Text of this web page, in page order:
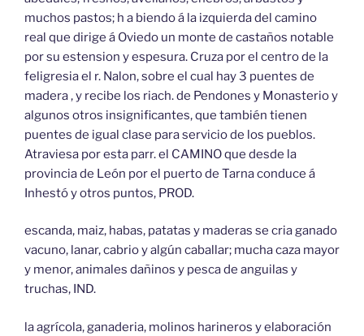
muchos pastos; h a biendo á la izquierda del camino
real que dirige á Oviedo un monte de castaños notable
por su estension y espesura. Cruza por el centro de la
feligresia el r. Nalon, sobre el cual hay 3 puentes de
madera , y recibe los riach. de Pendones y Monasterio y
algunos otros insignificantes, que también tienen
puentes de igual clase para servicio de los pueblos.
Atraviesa por esta parr. el CAMINO que desde la
provincia de León por el puerto de Tarna conduce á
Inhestó y otros puntos, PROD.
escanda, maiz, habas, patatas y maderas se cria ganado
vacuno, lanar, cabrio y algún caballar; mucha caza mayor
y menor, animales dañinos y pesca de anguilas y
truchas, IND.
la agrícola, ganaderia, molinos harineros y elaboración